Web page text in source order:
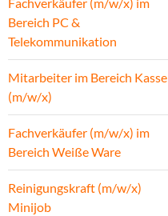
Bereich PC &
Telekommunikation
Mitarbeiter im Bereich Kasse
(m/w/x)
Fachverkäufer (m/w/x) im
Bereich Weiße Ware
Reinigungskraft (m/w/x)
Minijob